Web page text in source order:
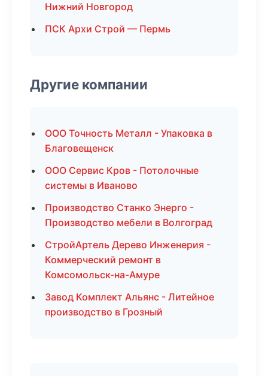
Нижний Новгород
ПСК Архи Строй — Пермь
Другие компании
ООО Точность Металл - Упаковка в
Благовещенск
ООО Сервис Кров - Потолочные
системы в Иваново
Производство Станко Энерго -
Производство мебели в Волгоград
СтройАртель Дерево Инженерия -
Коммерческий ремонт в
Комсомольск-на-Амуре
Завод Комплект Альянс - Литейное
производство в Грозный